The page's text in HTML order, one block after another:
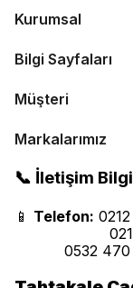
Kurumsal
Bilgi Sayfaları
Müşteri
Markalarımız
📞 İletişim
📱 Telefon:
0532 470